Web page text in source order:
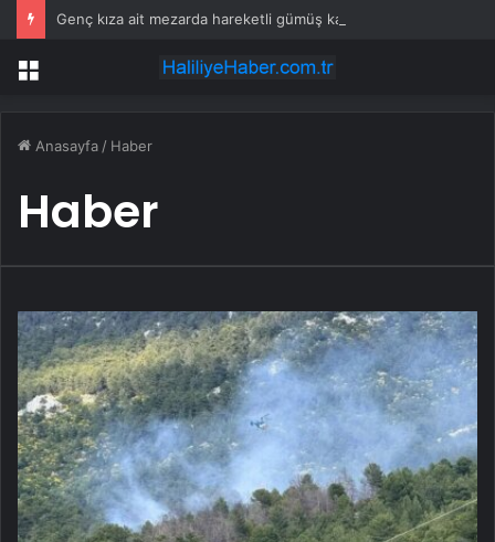
Genç kıza ait mezarda hareketli gümüş kapak bulundu
Menü
Anasayfa / Haber
Haber